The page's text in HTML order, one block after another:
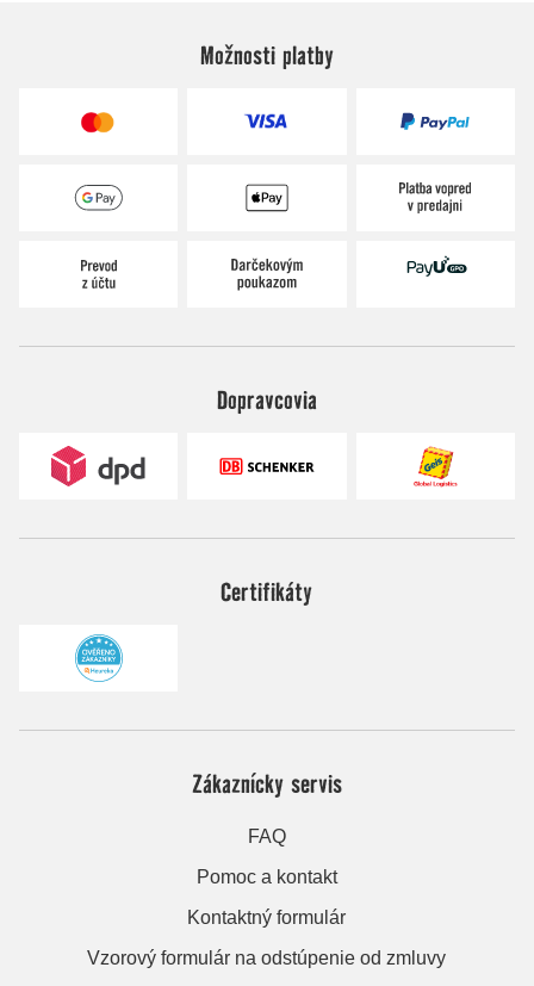
Možnosti platby
Dopravcovia
Certifikáty
Zákaznícky servis
FAQ
Pomoc a kontakt
Kontaktný formulár
Vzorový formulár na odstúpenie od zmluvy